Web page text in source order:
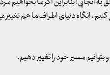
، انگاه دنیای اطراف ما هم تغییر
بتوانیم مسیر خود را تغییر دهیم.